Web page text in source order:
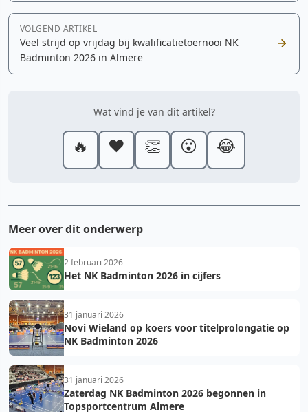
VOLGEND ARTIKEL
Veel strijd op vrijdag bij kwalificatietoernooi NK
Badminton 2026 in Almere
Wat vind je van dit artikel?
🔥 ❤️ 👏 😮 😂
Meer over dit onderwerp
2 februari 2026
Het NK Badminton 2026 in cijfers
31 januari 2026
Novi Wieland op koers voor titelprolongatie op
NK Badminton 2026
31 januari 2026
Zaterdag NK Badminton 2026 begonnen in
Topsportcentrum Almere